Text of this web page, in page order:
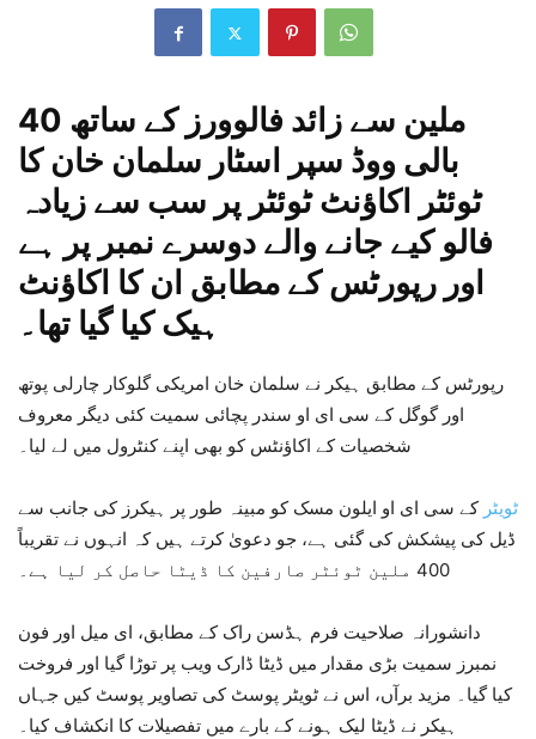
40 ملین سے زائد فالوورز کے ساتھ
بالی ووڈ سپر اسٹار سلمان خان کا
ٹوئٹر اکاؤنٹ ٹوئٹر پر سب سے زیادہ
فالو کیے جانے والے دوسرے نمبر پر ہے
اور رپورٹس کے مطابق ان کا اکاؤنٹ
ہیک کیا گیا تھا۔
رپورٹس کے مطابق ہیکر نے سلمان خان امریکی گلوکار چارلی پوتھ
اور گوگل کے سی ای او سندر پچائی سمیت کئی دیگر معروف
شخصیات کے اکاؤنٹس کو بھی اپنے کنٹرول میں لے لیا۔
ٹویٹر کے سی ای او ایلون مسک کو مبینہ طور پر ہیکرز کی جانب سے
ڈیل کی پیشکش کی گئی ہے، جو دعویٰ کرتے ہیں کہ انہوں نے تقریباً
400 ملین ٹوئٹر صارفین کا ڈیٹا حاصل کر لیا ہے۔
دانشورانہ صلاحیت فرم ہڈسن راک کے مطابق، ای میل اور فون
نمبرز سمیت بڑی مقدار میں ڈیٹا ڈارک ویب پر توڑا گیا اور فروخت
کیا گیا۔ مزید برآں، اس نے ٹویٹر پوسٹ کی تصاویر پوسٹ کیں جہاں
ہیکر نے ڈیٹا لیک ہونے کے بارے میں تفصیلات کا انکشاف کیا۔